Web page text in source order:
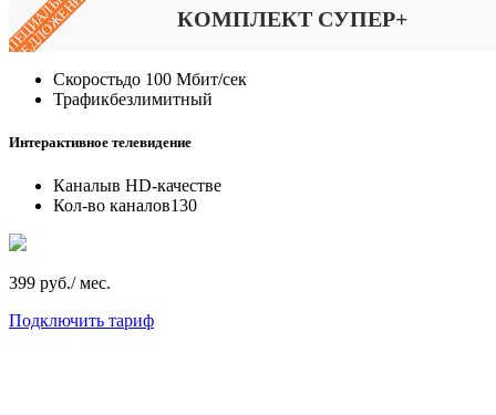
ПРЕДЛОЖЕНИЕ КОМПЛЕКТ СУПЕР+
Скоростьдо 100 Мбит/сек
Трафикбезлимитный
Интерактивное телевидение
Каналыв HD-качестве
Кол-во каналов130
399 руб./ мес.
Подключить тариф